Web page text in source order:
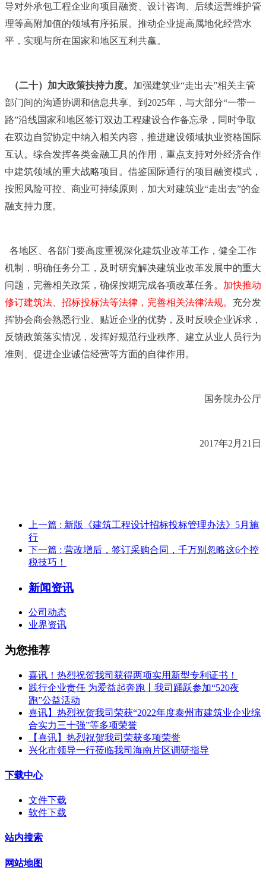
导对外承包工程企业向项目融资、设计咨询、后续运营维护管
理等高附加值的领域有序拓展。推动企业提高属地化经营水
平，实现与所在国家和地区互利共赢。
（二十）加大政策扶持力度。 加强建筑业“走出去”相关主管
部门间的沟通协调和信息共享。到2025年，与大部分“一带一
路”沿线国家和地区签订双边工程建设合作备忘录，同时争取
在双边自贸协定中纳入相关内容，推进建设领域执业资格国际
互认。综合发挥各类金融工具的作用，重点支持对外经济合作
中建筑领域的重大战略项目。借鉴国际通行的项目融资模式，
按照风险可控、商业可持续原则，加大对建筑业“走出去”的金
融支持力度。
各地区、各部门要高度重视深化建筑业改革工作，健全工作
机制，明确任务分工，及时研究解决建筑业改革发展中的重大
问题，完善相关政策，确保按期完成各项改革任务。 加快推动
修订建筑法、招标投标法等法律，完善相关法律法规。 充分发
挥协会商会熟悉行业、贴近企业的优势，及时反映企业诉求，
反馈政策落实情况，发挥好规范行业秩序、建立从业人员行为
准则、促进企业诚信经营等方面的自律作用。
国务院办公厅
2017年2月21日
上一篇 : 新版《建筑工程设计招标投标管理办法》5月施
行
下一篇 : 营改增后，签订采购合同，千万别忽略这6个控
税技巧！
新闻资讯
公司动态
业界资讯
为您推荐
喜讯！热烈祝贺我司获得两项实用新型专利证书！
践行企业责任 为爱益起奔跑丨我司踊跃参加“520夜
跑”公益活动
喜讯】热烈祝贺我司荣获“2022年度泰州市建筑业企业综
合实力三十强”等多项荣誉
【喜讯】热烈祝贺我司荣获多项荣誉​
兴化市领导一行莅临我司海南片区调研指导
下载中心
文件下载
软件下载
站内搜索
网站地图